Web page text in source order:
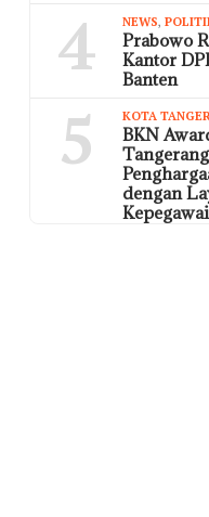
4 NEWS,
Prabowo
Kantor
Banten
5 KOTA
BKN
dengan